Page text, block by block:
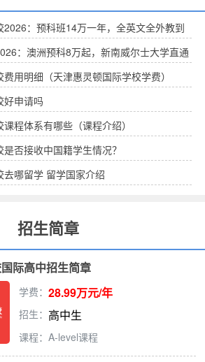
：预科班14万一年，全英文全外教到
：澳洲预科8万起，新南威尔士大学直通
费用明细（天津惠灵顿国际学校学费）
好申请吗
程体系有哪些（课程介绍）
否接收中国籍学生情况？
哪留学 留学国家介绍
招生简章
际高中招生简章
学费： 28.99万元/年
招生： 高中生
课程：A-level课程